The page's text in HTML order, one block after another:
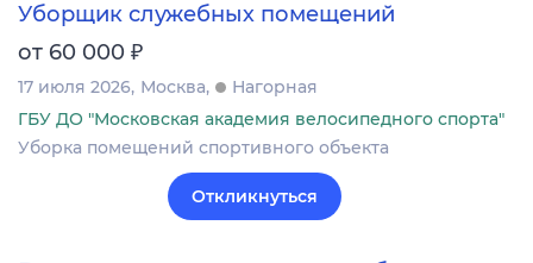
Уборщик служебных помещений
от 60 000 ₽
17 июля 2026 Москва
Нагорная
ГБУ ДО "Московская академия велосипедного спорта"
Уборка помещений спортивного объекта
Откликнуться